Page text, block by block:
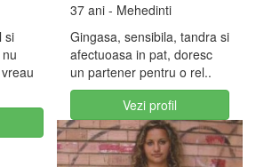
si
37 ani - Mehedinti
Gingasa, sensibila, tandra si
afectuoasa in pat, doresc
un partener pentru o rel..
Vezi profil